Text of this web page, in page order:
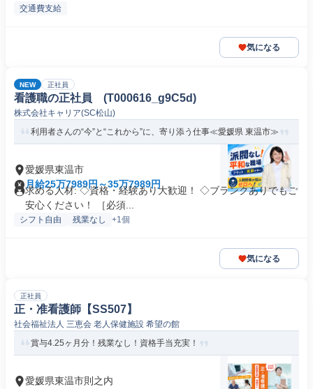
交通費支給
気になる
NEW 正社員
看護職の正社員 (T000616_g9C5d)
株式会社キャリア(SC松山)
利用者さんの“今”と“これから”に、寄り添う仕事≪愛媛県 東温市≫
愛媛県東温市
月給25万7989円～35万7989円
求める人材: ◇資格・経験あり大歓迎！ ◇ブランクありでもご
安心ください！ ［必須...
シフト自由 残業なし +1個
気になる
正社員
正・准看護師【SS507】
社会福祉法人 三恵会 老人保健施設 希望の館
賞与4.25ヶ月分！残業なし！資格手当充実！
愛媛県東温市則之内